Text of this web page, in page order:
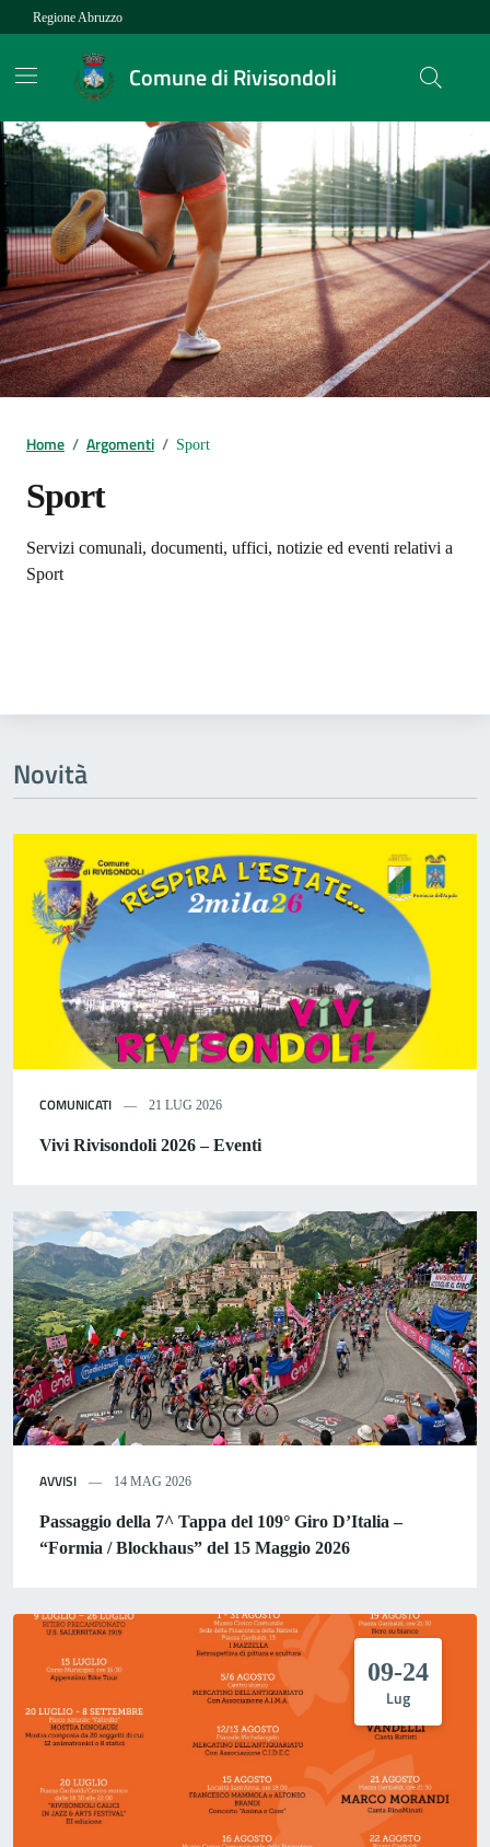
Vai ai contenuti
Vai al footer
Regione Abruzzo
Comune di Rivisondoli
Contenuti in evidenza
Home / Argomenti / Sport
Sport
Dettagli dell'argomento
Servizi comunali, documenti, uffici, notizie ed eventi relativi a
Sport
Novità
COMUNICATI 21 LUG 2026
Vivi Rivisondoli 2026 – Eventi
AVVISI 14 MAG 2026
Passaggio della 7^ Tappa del 109° Giro D’Italia –
“Formia / Blockhaus” del 15 Maggio 2026
09-24
Lug